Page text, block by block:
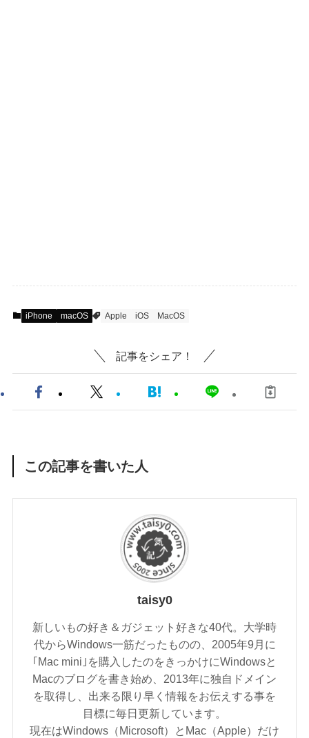
iPhone macOS Apple iOS MacOS
記事をシェア！
この記事を書いた人
taisy0
新しいもの好き＆ガジェット好きな40代。大学時
代からWindows一筋だったものの、2005年9月に
｢Mac mini｣を購入したのをきっかけにWindowsと
Macのブログを書き始め、2013年に独自ドメイン
を取得し、出来る限り早く情報をお伝えする事を
目標に毎日更新しています。
現在はWindows（Microsoft）とMac（Apple）だけ